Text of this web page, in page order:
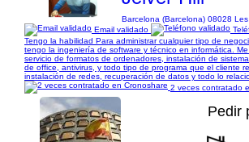
Barcelona (Barcelona) 08028 Les
Email validado
Tengo la habilidad Para administrar cualquier tipo de
tengo la ingeniería de software y técnico en informática.
servicio de formatos de ordenadores, instalación de
de office, antivirus, y todo tipo de programa que el cliente
instalación de redes, recuperación de datos y todo lo
2 veces contratado
Pedir